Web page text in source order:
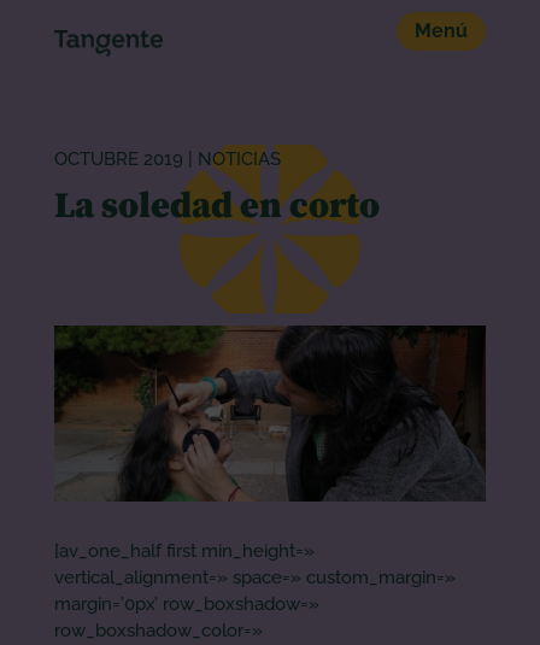
OCTUBRE 2019 NOTICIAS
La soledad en corto
[av_one_half first min_height=»
vertical_alignment=» space=» custom_margin=»
margin=’0px’ row_boxshadow=»
row_boxshadow_color=»